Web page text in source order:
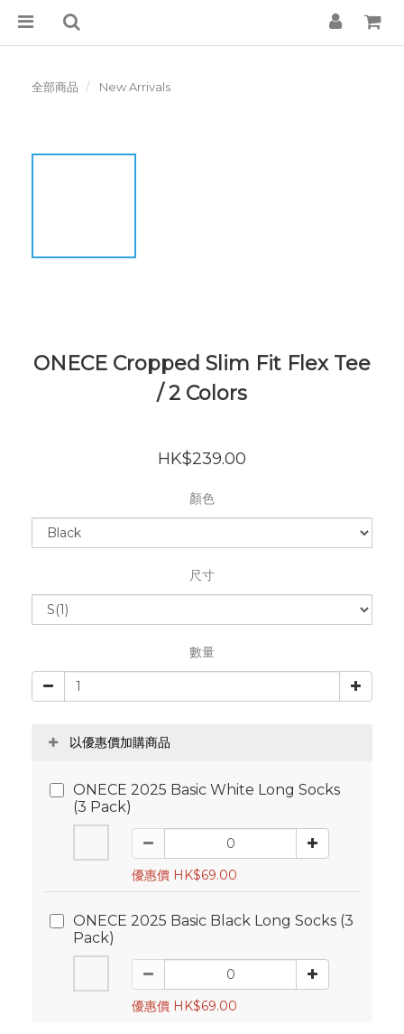
全部商品 New Arrivals
ONECE Cropped Slim Fit Flex Tee
/ 2 Colors
HK$239.00
顏色
尺寸
數量
以優惠價加購商品
ONECE 2025 Basic White Long Socks
(3 Pack)
優惠價 HK$69.00
ONECE 2025 Basic Black Long Socks (3
Pack)
優惠價 HK$69.00